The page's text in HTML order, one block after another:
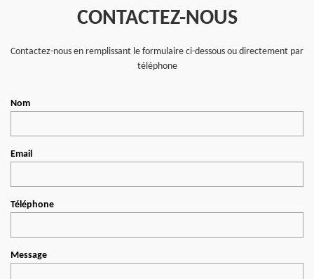
CONTACTEZ-NOUS
Contactez-nous en remplissant le formulaire ci-dessous ou directement par
téléphone
Nom
Email
Téléphone
Message